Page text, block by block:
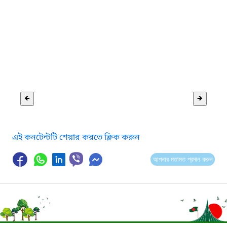
🡸 🡺
এই কনটেন্টটি শেয়ার করতে ক্লিক করুন
আপনার মতামত প্রদান করুন